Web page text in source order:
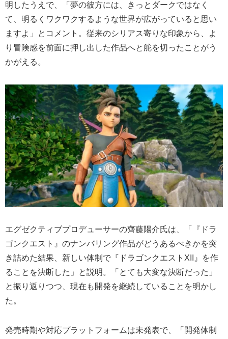
明したうえで、「夢の彼方には、きっとダークではなく
て、明るくワクワクするような世界が広がっていると思い
ますよ」とコメント。従来のシリアス寄りな印象から、よ
り冒険感を前面に押し出した作品へと舵を切ったことがう
かがえる。
エグゼクティブプロデューサーの齊藤陽介氏は、「『ドラ
ゴンクエスト』のナンバリング作品がどうあるべきかを突
き詰めた結果、新しい体制で『ドラゴンクエストXII』を作
ることを決断した」と説明。「とても大変な決断だった」
と振り返りつつ、現在も開発を継続していることを明かし
た。
発売時期や対応プラットフォームは未発表で、「開発体制